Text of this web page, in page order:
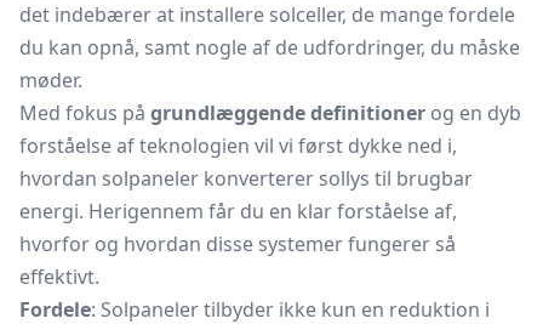
det indebærer at installere solceller, de mange fordele
du kan opnå, samt nogle af de udfordringer, du måske
møder.
Med fokus på grundlæggende definitioner og en dyb
forståelse af teknologien vil vi først dykke ned i,
hvordan solpaneler konverterer sollys til brugbar
energi. Herigennem får du en klar forståelse af,
hvorfor og hvordan disse systemer fungerer så
effektivt.
Fordele: Solpaneler tilbyder ikke kun en reduktion i